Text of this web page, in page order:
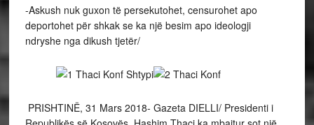
-Askush nuk guxon të persekutohet, censurohet apo
deportohet për shkak se ka një besim apo ideologji
ndryshe nga dikush tjetër/
PRISHTINË, 31 Mars 2018- Gazeta DIELLI/ Presidenti i